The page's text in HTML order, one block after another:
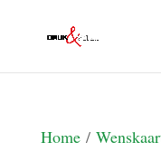
Home/